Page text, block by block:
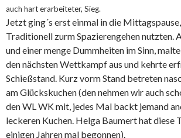
auch hart erarbeiteter, Sieg.
Jetzt ging´s erst einmal in die
Traditionell zurm Spazierengehen nutzten.
und einer menge Dummheiten im Sinn,
den nächsten Wettkampf aus und kehrte
Schießstand. Kurz vorm Stand betreten
am Glückskuchen (den nehmen wir auch
den WL WK mit, jedes Mal backt jemand
leckeren Kuchen. Helga Baumert hat diese
einigen Jahren mal begonnen).